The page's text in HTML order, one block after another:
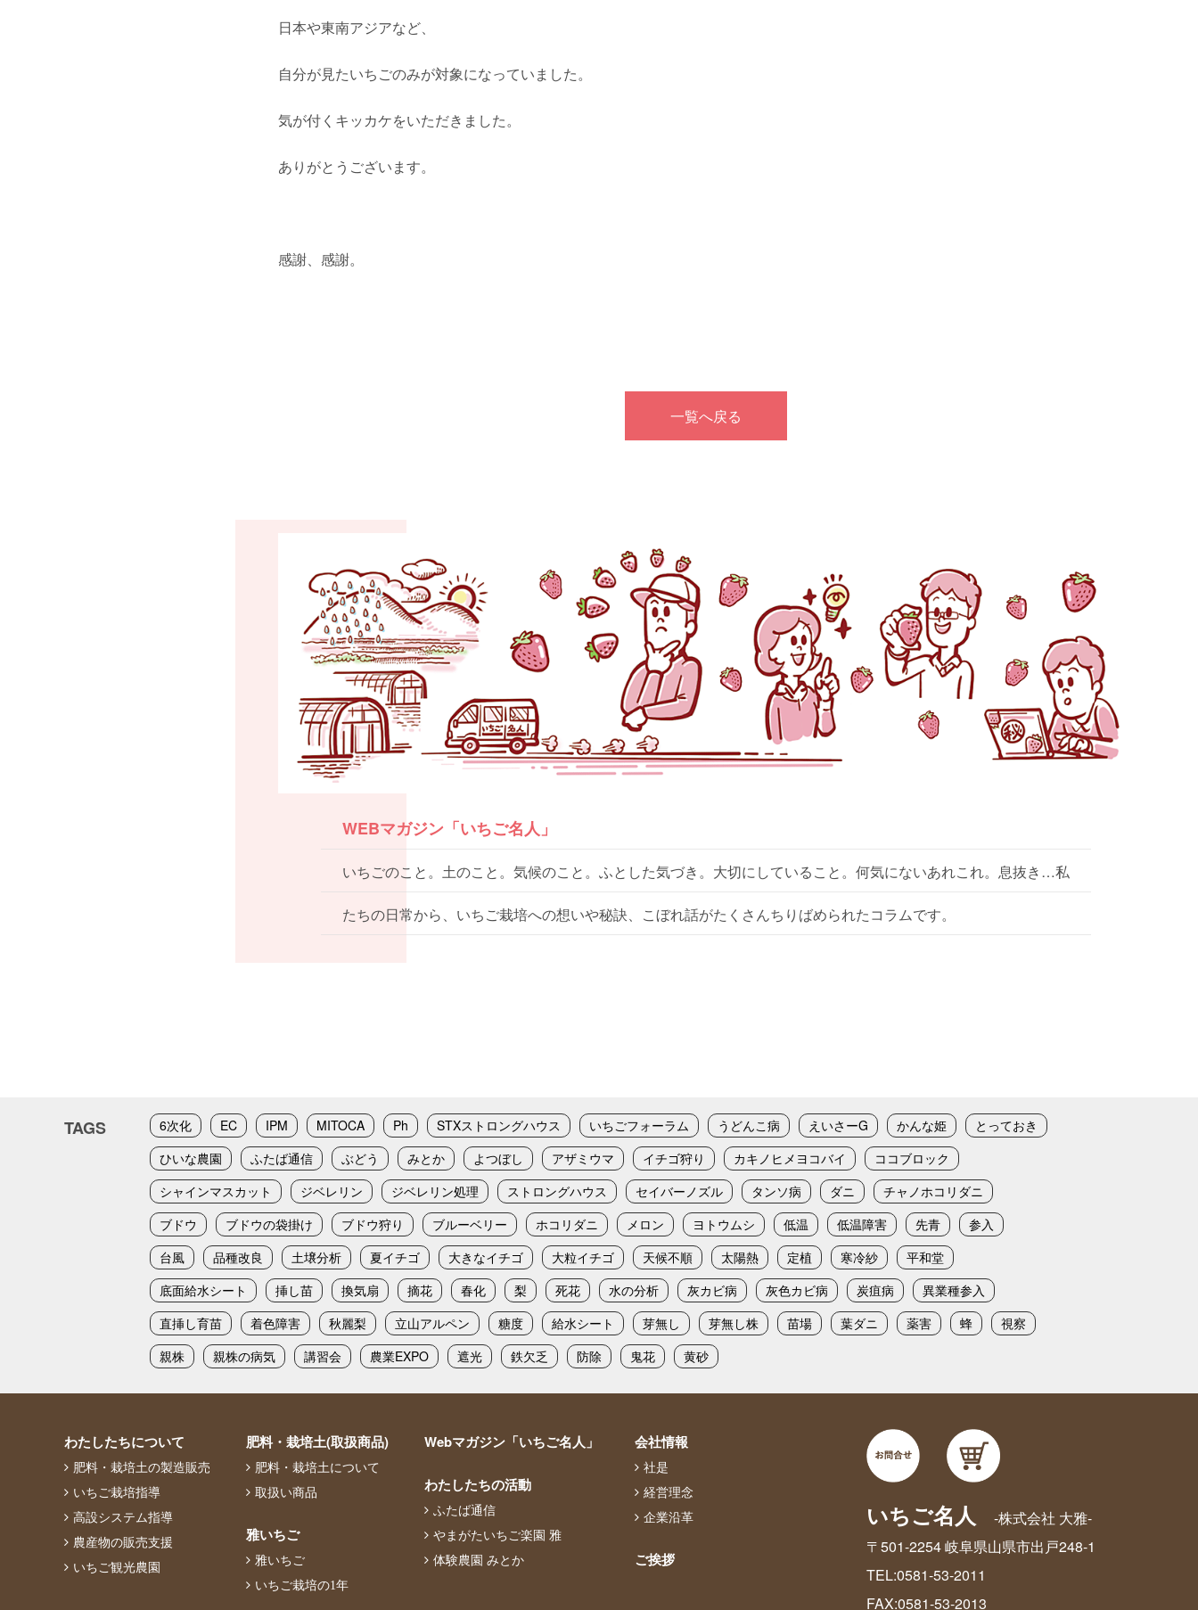
日本や東南アジアなど、
自分が見たいちごのみが対象になっていました。
気が付くキッカケをいただきました。
ありがとうございます。
感謝、感謝。
一覧へ戻る
WEBマガジン「いちご名人」
いちごのこと。土のこと。気候のこと。ふとした気づき。大切にしていること。何気にないあれこれ。息抜き…私
たちの日常から、いちご栽培への想いや秘訣、こぼれ話がたくさんちりばめられたコラムです。
TAGS 6次化 EC IPM MITOCA Ph STXストロングハウス いちごフォーラム うどんこ病 えいさーG かんな姫
とっておき
ひいな農園
ふたば通信 ぶどう みとか よつぼし アザミウマ イチゴ狩り カキノヒメヨコバイ
ココブロック
シャインマスカット
ジベレリン ジベレリン処理 ストロングハウス セイバーノズル タンソ病 ダニ
チャノホコリダニ
ブドウ
ブドウの袋掛け ブドウ狩り ブルーベリー ホコリダニ メロン ヨトウムシ 低温 低温障害 先青
参入
台風
品種改良 土壌分析 夏イチゴ 大きなイチゴ 大粒イチゴ 天候不順 太陽熱 定植 寒冷紗
平和堂
底面給水シート
挿し苗 換気扇 摘花 春化 梨 死花 水の分析 灰カビ病 灰色カビ病 炭疽病
異業種参入
直挿し育苗
着色障害 秋麗梨 立山アルペン 糖度 給水シート 芽無し 芽無し株 苗場 葉ダニ 薬害 蜂
視察
親株
親株の病気 講習会 農業EXPO 遮光 鉄欠乏 防除 鬼花 黄砂
わたしたちについて
肥料・栽培土の製造販売
いちご栽培指導
高設システム指導
農産物の販売支援
いちご観光農園
肥料・栽培土(取扱商品)
肥料・栽培土について
取扱い商品
雅いちご
雅いちご
いちご栽培の1年
Webマガジン「いちご名人」
わたしたちの活動
ふたば通信
やまがたいちご楽園 雅
体験農園 みとか
会社情報
社是
経営理念
企業沿革
ご挨拶
いちご名人
-株式会社 大雅-
〒501-2254 岐阜県山県市出戸248-1
TEL:0581-53-2011
FAX:0581-53-2013